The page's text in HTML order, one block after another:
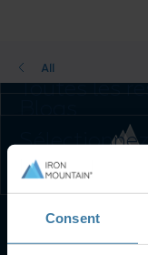
Consent
Toutes les
Réussites
Guides
Webinaires
Livre blanc
All
pays et
préférée pour
améliorer
expérience de
navigation.
function
Pays et